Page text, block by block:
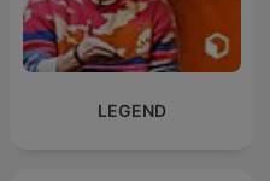
LEGEND